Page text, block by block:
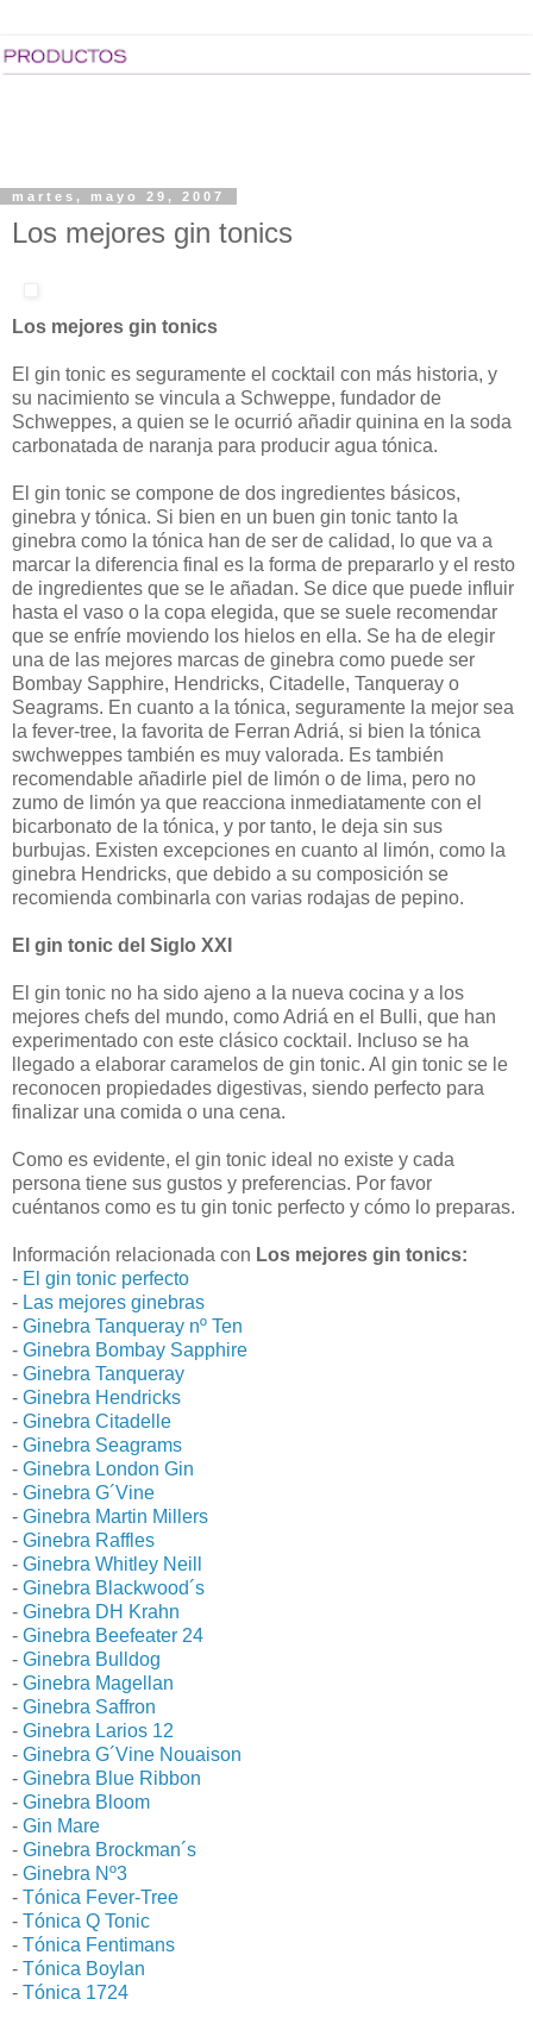
martes, mayo 29, 2007
Los mejores gin tonics
Los mejores gin tonics
El gin tonic es seguramente el cocktail con más historia, y
su nacimiento se vincula a Schweppe, fundador de
Schweppes, a quien se le ocurrió añadir quinina en la soda
carbonatada de naranja para producir agua tónica.
El gin tonic se compone de dos ingredientes básicos,
ginebra y tónica. Si bien en un buen gin tonic tanto la
ginebra como la tónica han de ser de calidad, lo que va a
marcar la diferencia final es la forma de prepararlo y el resto
de ingredientes que se le añadan. Se dice que puede influir
hasta el vaso o la copa elegida, que se suele recomendar
que se enfríe moviendo los hielos en ella. Se ha de elegir
una de las mejores marcas de ginebra como puede ser
Bombay Sapphire, Hendricks, Citadelle, Tanqueray o
Seagrams. En cuanto a la tónica, seguramente la mejor sea
la fever-tree, la favorita de Ferran Adriá, si bien la tónica
swchweppes también es muy valorada. Es también
recomendable añadirle piel de limón o de lima, pero no
zumo de limón ya que reacciona inmediatamente con el
bicarbonato de la tónica, y por tanto, le deja sin sus
burbujas. Existen excepciones en cuanto al limón, como la
ginebra Hendricks, que debido a su composición se
recomienda combinarla con varias rodajas de pepino.
El gin tonic del Siglo XXI
El gin tonic no ha sido ajeno a la nueva cocina y a los
mejores chefs del mundo, como Adriá en el Bulli, que han
experimentado con este clásico cocktail. Incluso se ha
llegado a elaborar caramelos de gin tonic. Al gin tonic se le
reconocen propiedades digestivas, siendo perfecto para
finalizar una comida o una cena.
Como es evidente, el gin tonic ideal no existe y cada
persona tiene sus gustos y preferencias. Por favor
cuéntanos como es tu gin tonic perfecto y cómo lo preparas.
Información relacionada con Los mejores gin tonics:
- El gin tonic perfecto
- Las mejores ginebras
- Ginebra Tanqueray nº Ten
- Ginebra Bombay Sapphire
- Ginebra Tanqueray
- Ginebra Hendricks
- Ginebra Citadelle
- Ginebra Seagrams
- Ginebra London Gin
- Ginebra G´Vine
- Ginebra Martin Millers
- Ginebra Raffles
- Ginebra Whitley Neill
- Ginebra Blackwood´s
- Ginebra DH Krahn
- Ginebra Beefeater 24
- Ginebra Bulldog
- Ginebra Magellan
- Ginebra Saffron
- Ginebra Larios 12
- Ginebra G´Vine Nouaison
- Ginebra Blue Ribbon
- Ginebra Bloom
- Gin Mare
- Ginebra Brockman´s
- Ginebra Nº3
- Tónica Fever-Tree
- Tónica Q Tonic
- Tónica Fentimans
- Tónica Boylan
- Tónica 1724